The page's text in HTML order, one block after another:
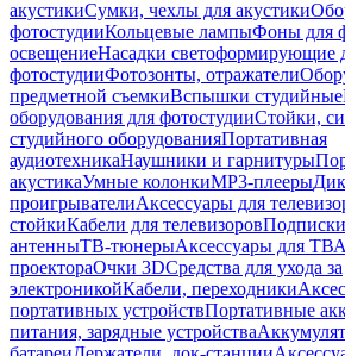
акустикиСумки, чехлы для акустики
фотостудииКольцевые лампыФоны для
освещениеНасадки светоформирующие
фотостудииФотозонты, отражатели
предметной съемкиВспышки студийные
оборудования для фотостудииСтойки,
студийного оборудованияПортативная
аудиотехникаНаушники и гарнитуры
акустикаУмные колонкиMP3-плееры
проигрывателиАксессуары для
стойкиКабели для телевизоров
антенныТВ-тюнерыАксессуары для ТВ
проектораОчки 3DСредства для ухода за
электроникойКабели, переходники
портативных устройствПортативные
питания, зарядные устройства